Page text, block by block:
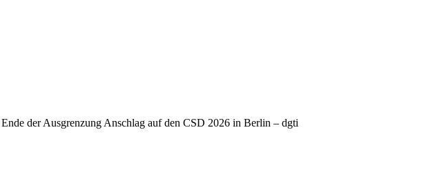
der Ausgrenzung Anschlag auf den CSD 2026 in Berlin – dgti